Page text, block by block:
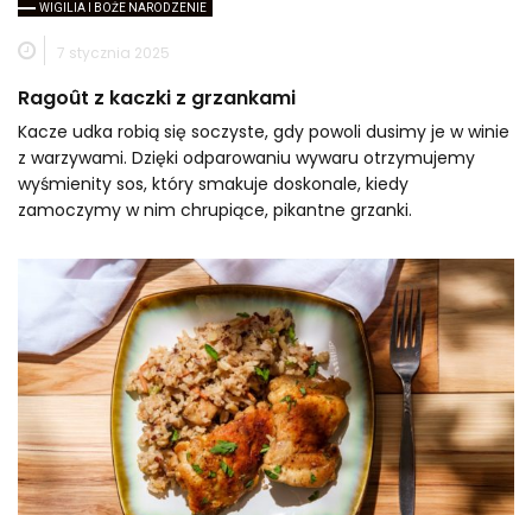
WIGILIA I BOŻE NARODZENIE
7 stycznia 2025
Ragoût z kaczki z grzankami
Kacze udka robią się soczyste, gdy powoli dusimy je w winie
z warzywami. Dzięki odparowaniu wywaru otrzymujemy
wyśmienity sos, który smakuje doskonale, kiedy
zamoczymy w nim chrupiące, pikantne grzanki.